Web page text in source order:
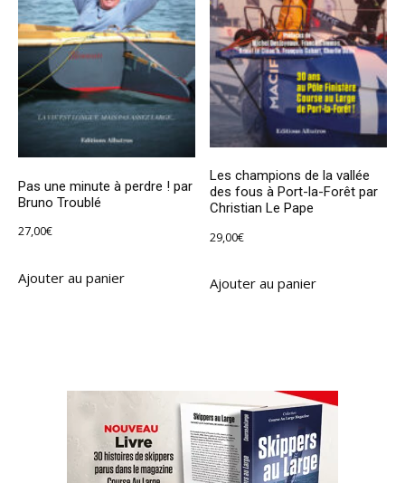
Pas une minute à perdre ! par
Bruno Troublé
27,00€
Ajouter au panier
Les champions de la vallée
des fous à Port-la-Forêt par
Christian Le Pape
29,00€
Ajouter au panier